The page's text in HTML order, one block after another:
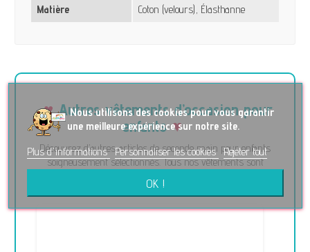
Matière Coton (velours), Élasthanne
Autres vêtements d’occasion pour
enfants
Découvrez d’autres articles de seconde main pour enfants
soigneusement sélectionnés. Tous nos vêtements sont
Nous utilisons des cookies pour vous garantir
une meilleure expérience sur notre site.
Plus d'informations Personnaliser les cookies Rejeter tout
OK !